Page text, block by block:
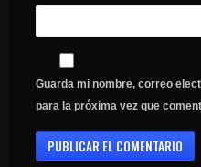
Guarda mi nombre, correo
para la próxima vez que